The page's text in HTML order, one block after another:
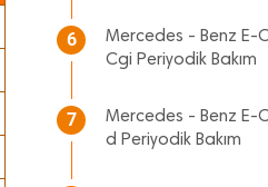
6
Mercedes - Benz E-
Cgi Periyodik Bakım
7
Mercedes - Benz E-
d Periyodik Bakım